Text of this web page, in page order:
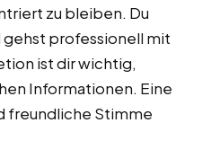
zu bleiben. Du
gehst professionell mit
ist dir wichtig,
Informationen. Eine
freundliche Stimme